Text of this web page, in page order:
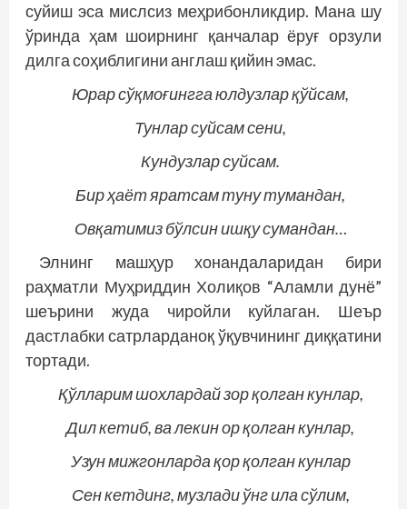
суйиш эса мислсиз меҳрибонликдир. Мана шу
ўринда ҳам шоирнинг қанчалар ёруғ орзули
дилга соҳиблигини англаш қийин эмас.
Юрар сўқмоғингга юлдузлар қўйсам,
Тунлар суйсам сени,
Кундузлар суйсам.
Бир ҳаёт яратсам туну тумандан,
Овқатимиз бўлсин ишқу сумандан…
Элнинг машҳур хонандаларидан бири
раҳматли Муҳриддин Холиқов “Аламли дунё”
шеърини жуда чиройли куйлаган. Шеър
дастлабки сатр­ларданоқ ўқувчининг диққатини
тортади.
Қўлларим шохлардай зор қолган кунлар,
Дил кетиб, ва лекин ор қолган кунлар,
Узун мижгонларда қор қолган кунлар
Сен кетдинг, музлади ўнг ила сўлим,